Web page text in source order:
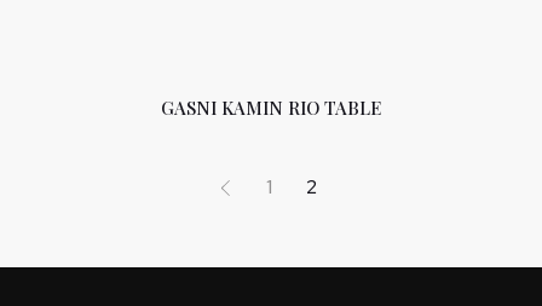
GASNI KAMIN RIO TABLE
1 2